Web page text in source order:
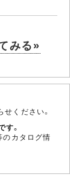
みる»
ください。
。
のカタログ情